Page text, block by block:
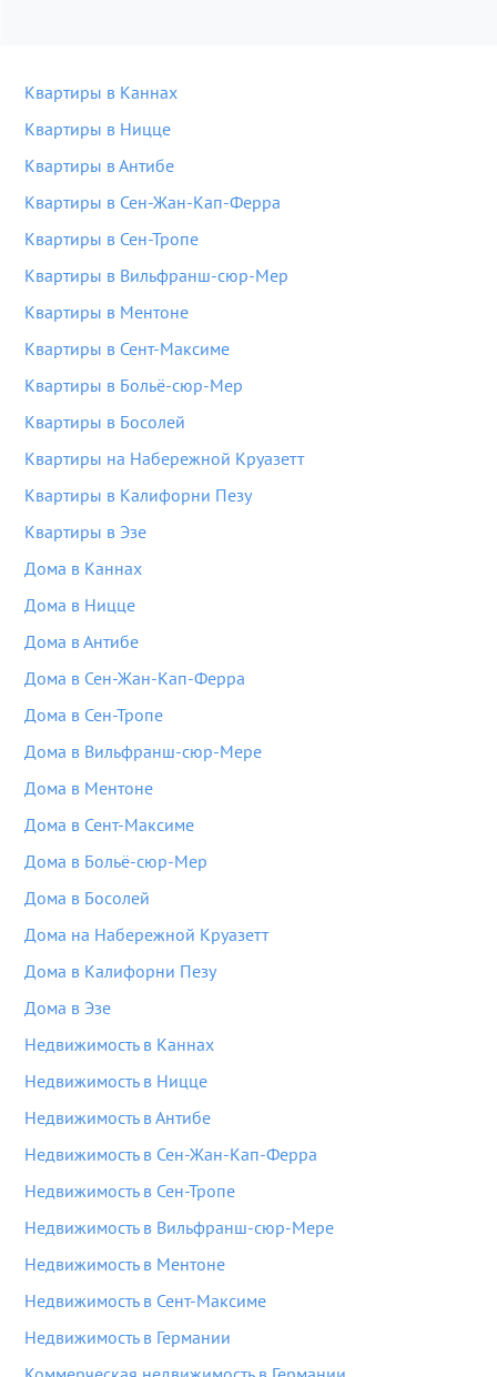
Квартиры в Каннах
Квартиры в Ницце
Квартиры в Антибе
Квартиры в Сен-Жан-Кап-Ферра
Квартиры в Сен-Тропе
Квартиры в Вильфранш-сюр-Мер
Квартиры в Ментоне
Квартиры в Сент-Максиме
Квартиры в Больё-сюр-Мер
Квартиры в Босолей
Квартиры на Набережной Круазетт
Квартиры в Калифорни Пезу
Квартиры в Эзе
Дома в Каннах
Дома в Ницце
Дома в Антибе
Дома в Сен-Жан-Кап-Ферра
Дома в Сен-Тропе
Дома в Вильфранш-сюр-Мере
Дома в Ментоне
Дома в Сент-Максиме
Дома в Больё-сюр-Мер
Дома в Босолей
Дома на Набережной Круазетт
Дома в Калифорни Пезу
Дома в Эзе
Недвижимость в Каннах
Недвижимость в Ницце
Недвижимость в Антибе
Недвижимость в Сен-Жан-Кап-Ферра
Недвижимость в Сен-Тропе
Недвижимость в Вильфранш-сюр-Мере
Недвижимость в Ментоне
Недвижимость в Сент-Максиме
Недвижимость в Германии